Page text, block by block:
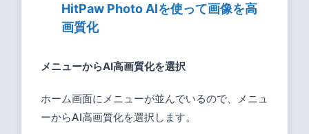
HitPaw Photo AIを使って画像を高
画質化
メニューからAI高画質化を選択
ホーム画面にメニューが並んでいるので、メニュ
ーからAI高画質化を選択します。